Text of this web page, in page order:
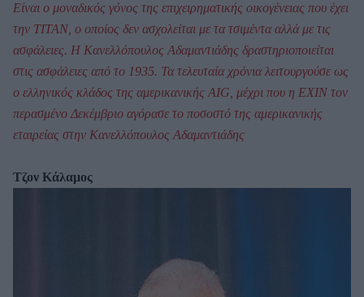
Είναι ο μοναδικός γόνος της επιχειρηματικής οικογένειας που έχει
την ΤΙΤΑΝ, ο οποίος δεν ασχολείται με τα τσιμέντα αλλά με τις
ασφάλειες. Η Κανελλόπουλος Αδαμαντιάδης δραστηριοποιείται
στις ασφάλειες από το 1935. Τα τελευταία χρόνια λειτουργούσε ως
ο ελληνικός κλάδος της αμερικανικής ΑΙG, μέχρι που η EXIN τον
περασμένο Δεκέμβριο αγόρασε το ποσοστό της αμερικανικής
εταιρείας στην Κανελλόπουλος Αδαμαντιάδης
Τζον Κάλαμος